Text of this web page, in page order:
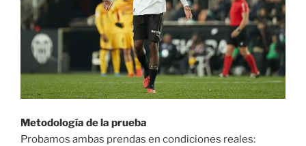
Metodología de la prueba
Probamos ambas prendas en condiciones reales: